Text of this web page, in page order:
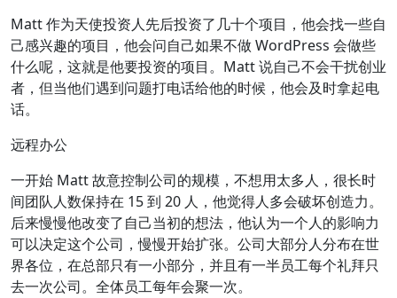
Matt 作为天使投资人先后投资了几十个项目，他会找一些自
己感兴趣的项目，他会问自己如果不做 WordPress 会做些
什么呢，这就是他要投资的项目。Matt 说自己不会干扰创业
者，但当他们遇到问题打电话给他的时候，他会及时拿起电
话。
远程办公
一开始 Matt 故意控制公司的规模，不想用太多人，很长时
间团队人数保持在 15 到 20 人，他觉得人多会破坏创造力。
后来慢慢他改变了自己当初的想法，他认为一个人的影响力
可以决定这个公司，慢慢开始扩张。公司大部分人分布在世
界各位，在总部只有一小部分，并且有一半员工每个礼拜只
去一次公司。全体员工每年会聚一次。